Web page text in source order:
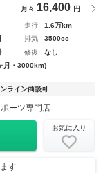
月々 16,400 円
走行
1.6万km
排気
3500cc
修復
なし
月・3000km)
ライン商談可
ーツ専門店
お気に入り
す